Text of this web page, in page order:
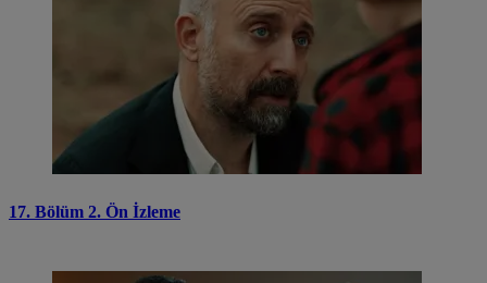
17. Bölüm 2. Ön İzleme